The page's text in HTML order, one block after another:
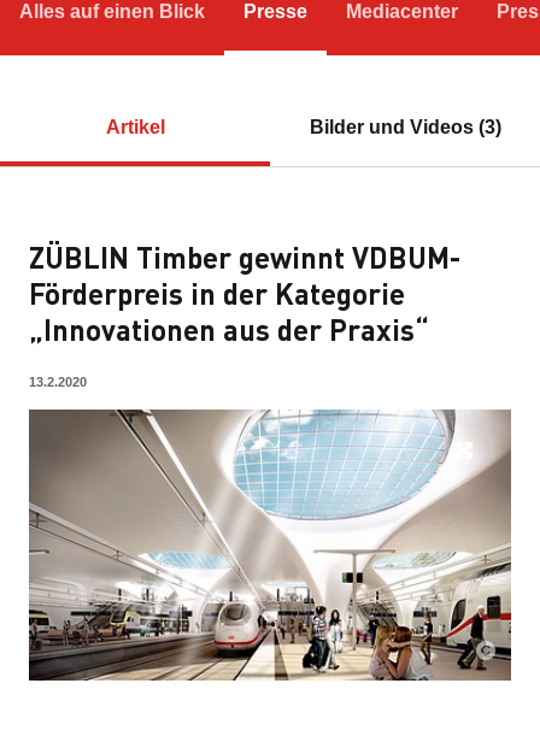
Alles auf einen Blick Presse Mediacenter
Artikel Bilder und Videos (3)
ZÜBLIN Timber gewinnt VDBUM-
Förderpreis in der Kategorie
„Innovationen aus der Praxis“
13.2.2020